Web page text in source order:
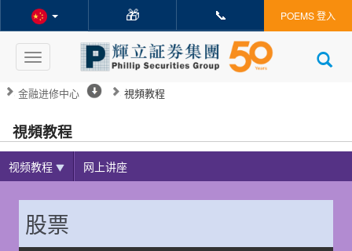
🎁 📞 POEMS 登入
Toggle
navigation
金融进修中心 視頻教程
視頻教程
视频教程 网上讲座
股票